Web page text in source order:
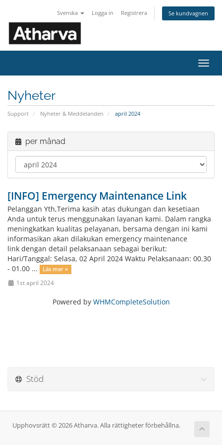
Svenska Logga in Registrera Se kundvagnen
Växla
Nyheter
Support Nyheter & Meddelanden april 2024
per månad
[INFO] Emergency Maintenance Link
Pelanggan Yth,Terima kasih atas dukungan dan kesetiaan
Anda untuk terus menggunakan layanan kami. Dalam rangka
meningkatkan kualitas pelayanan, bersama dengan ini kami
informasikan akan dilakukan emergency maintenance
link dengan detail pelaksanaan sebagai berikut:
Hari/Tanggal: Selasa, 02 April 2024 Waktu Pelaksanaan: 00.30
- 01.00 ...
Läs mer »
1st april 2024
Powered by WHMCompleteSolution
Stöd
Upphovsrätt © 2026 Atharva. Alla rättigheter förbehållna.